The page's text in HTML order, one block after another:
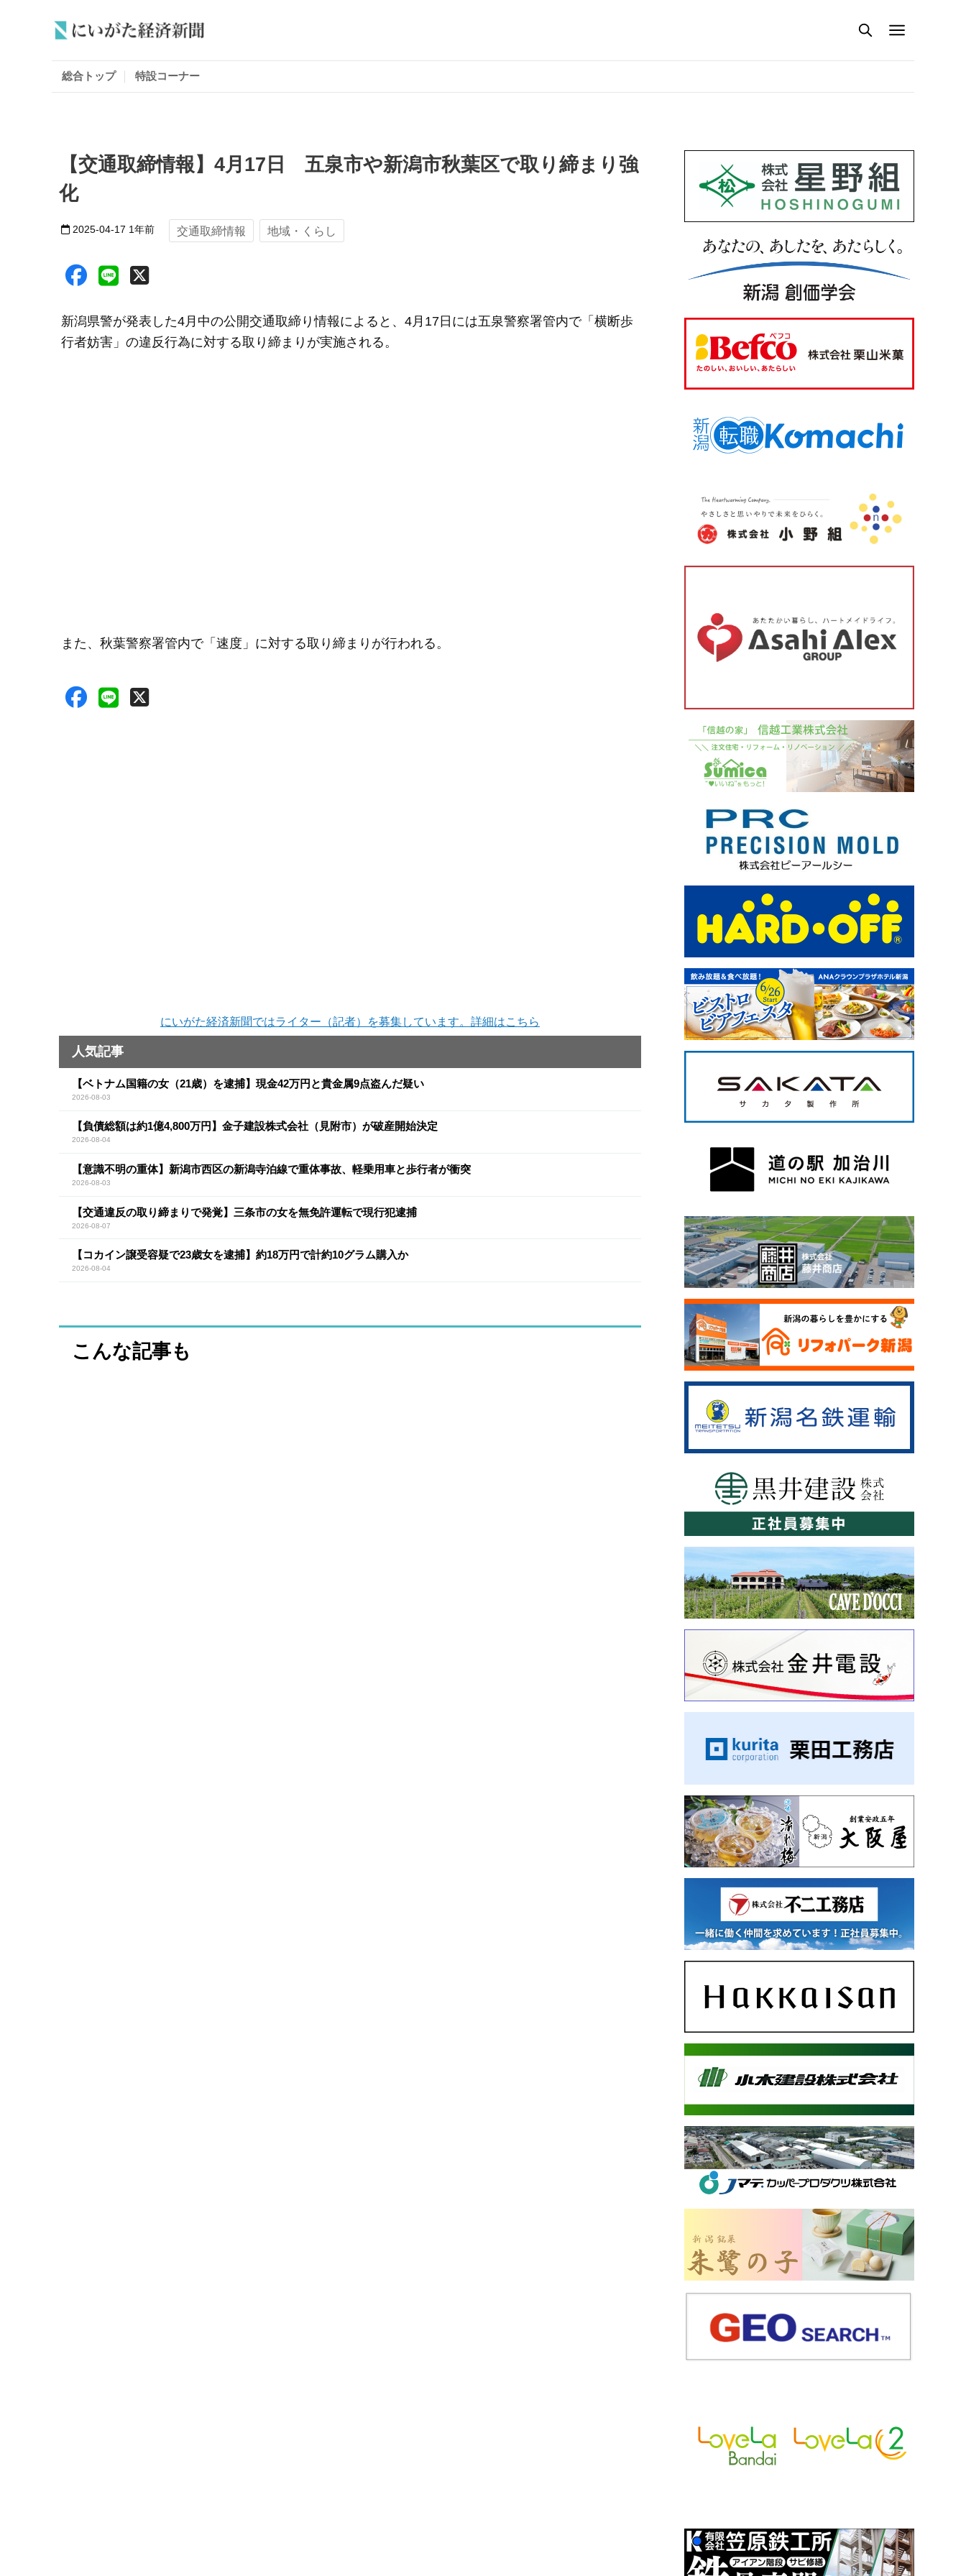
総合トップ 特設コーナー
【交通取締情報】4月17日 五泉市や新潟市秋葉区で取り締まり強
化
2025-04-17 1年前 交通取締情報 地域・くらし
新潟県警が発表した4月中の公開交通取締り情報によると、4月17日には五泉警察署管内で「横断歩
行者妨害」の違反行為に対する取り締まりが実施される。
また、秋葉警察署管内で「速度」に対する取り締まりが行われる。
にいがた経済新聞ではライター（記者）を募集しています。詳細はこちら
人気記事
【ベトナム国籍の女（21歳）を逮捕】現金42万円と貴金属9点盗んだ疑い
2026-08-03
【負債総額は約1億4,800万円】金子建設株式会社（見附市）が破産開始決定
2026-08-04
【意識不明の重体】新潟市西区の新潟寺泊線で重体事故、軽乗用車と歩行者が衝突
2026-08-03
【交通違反の取り締まりで発覚】三条市の女を無免許運転で現行犯逮捕
2026-08-07
【コカイン譲受容疑で23歳女を逮捕】約18万円で計約10グラム購入か
2026-08-04
こんな記事も